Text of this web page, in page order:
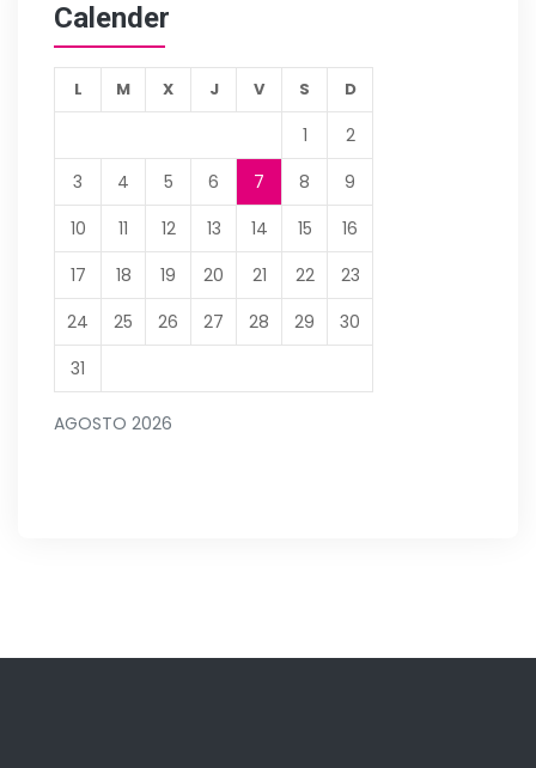
Calender
AGOSTO 2026
L M X J V S D
1
2
3
4 5 6 7 8
9
10
11 12 13 14 15
16
17
18 19 20 21 22
23
24
25 26 27 28 29
30
31